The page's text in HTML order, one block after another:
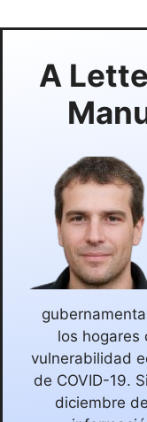
A
los hogares
vulnerabilidad
de COVID-19.
diciembre